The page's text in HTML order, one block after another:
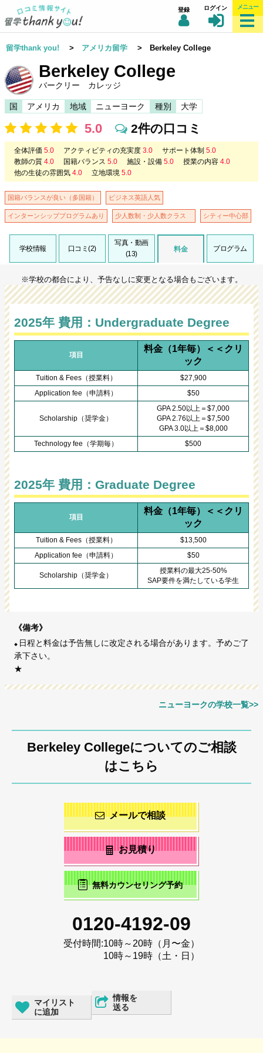
登録 ログイン メニュー
留学thank you! > アメリカ留学 > Berkeley College
Berkeley College
バークリー カレッジ
国 アメリカ 地域 ニューヨーク 種別 大学
5.0 2件の口コミ
全体評価 5.0 アクティビティの充実度 3.0 サポート体制 5.0
教師の質 4.0 国籍バランス 5.0 施設・設備 5.0 授業の内容 4.0
他の生徒の雰囲気 4.0 立地環境 5.0
国籍バランスが良い（多国籍） ビジネス英語人気
インターンシッププログラムあり 少人数制・少人数クラス シティー中心部
学校情報 口コミ(2)
写真・動画
(13)
料金 プログラム
※学校の都合により、予告なしに変更となる場合もございます。
2025年 費用：Undergraduate Degree
項目
料金（1年毎）＜＜クリ
ック
Tuition & Fees（授業料）
$27,900
Application fee（申請料）
$50
Scholarship（奨学金）
GPA 2.50以上＝$7,000
GPA 2.76以上＝$7,500
GPA 3.0以上＝$8,000
Technology fee（学期毎）
$500
2025年 費用：Graduate Degree
項目
料金（1年毎）＜＜クリ
ック
Tuition & Fees（授業料）
$13,500
Application fee（申請料）
$50
Scholarship（奨学金）
授業料の最大25-50%
SAP要件を満たしている学生
《備考》
日程と料金は予告無しに改定される場合があります。予めご了
承下さい。
★
ニューヨークの学校一覧>>
Berkeley Collegeについてのご相談
はこちら
メールで相談
お見積り
無料カウンセリング予約
0120-4192-09
受付時間:10時～20時（月〜金）
10時～19時（土・日）
マイリスト
に追加
情報を
送る